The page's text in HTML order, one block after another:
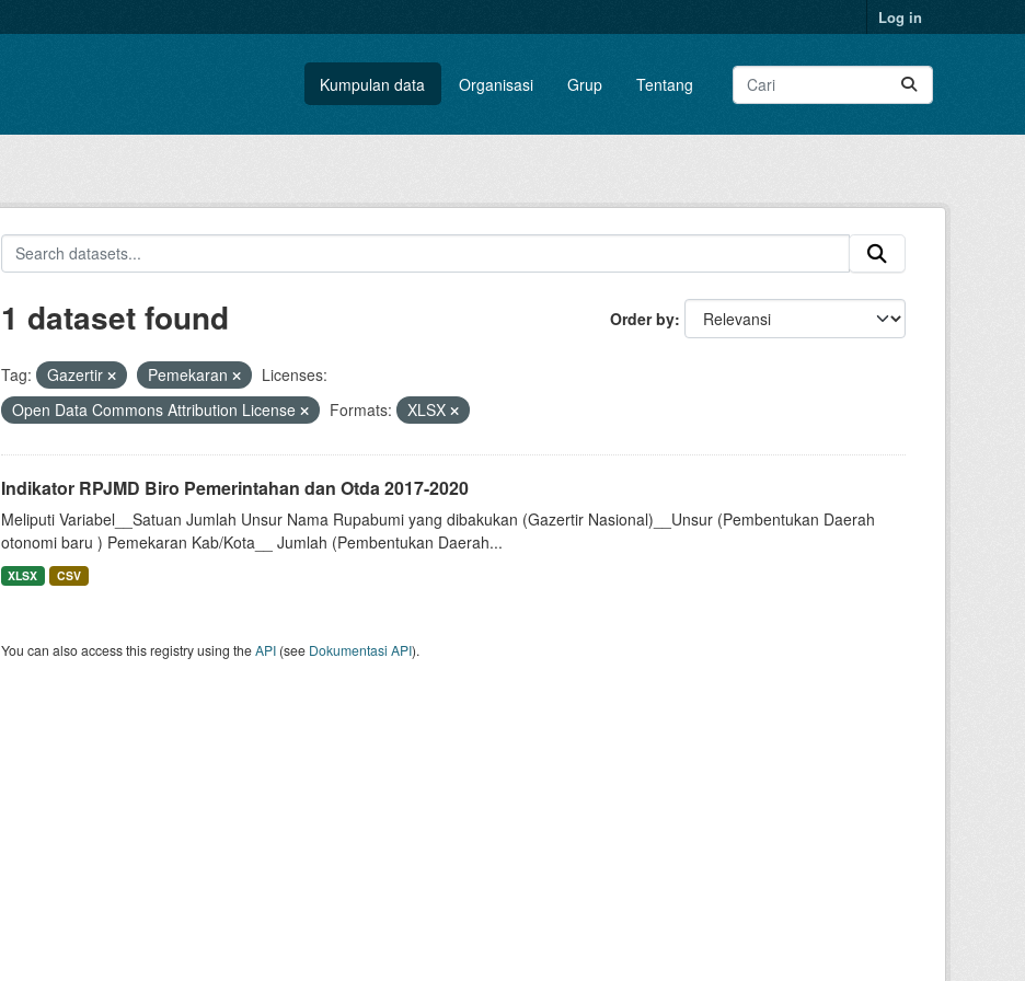
Log in
Kumpulan data Organisasi Grup Tentang
Order by
1 dataset found
Tag: Gazertir Pemekaran
Licenses:
Open Data Commons Attribution License
Formats: XLSX
Indikator RPJMD Biro Pemerintahan dan Otda 2017-2020
Meliputi Variabel__Satuan Jumlah Unsur Nama Rupabumi yang dibakukan (Gazertir Nasional)__Unsur (Pembentukan Daerah
otonomi baru ) Pemekaran Kab/Kota__ Jumlah (Pembentukan Daerah...
XLSX CSV
You can also access this registry using theAPI(see Dokumentasi API).